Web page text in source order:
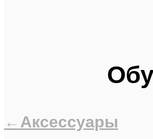
←Аксессуары